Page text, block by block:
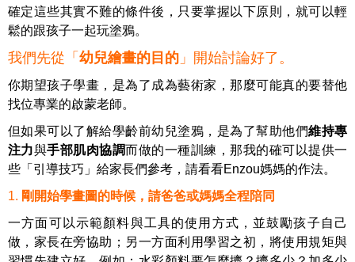
確定這些其實不難的條件後，只要掌握以下原則，就可以輕
鬆的跟孩子一起玩塗鴉。
我們先從「 幼兒繪畫的目的 」開始討論好了。
你期望孩子學畫，是為了成為藝術家，那麼可能真的要替他
找位專業的啟蒙老師。
但如果可以了解給學齡前幼兒塗鴉，是為了幫助他們維持專
注力與手部肌肉協調而做的一種訓練，那我的確可以提供一
些「引導技巧」給家長們參考，請看看Enzou媽媽的作法。
1. 剛開始學畫圖的時候，請爸爸或媽媽全程陪同
一方面可以示範顏料與工具的使用方式，並鼓勵孩子自己
做，家長在旁協助；另一方面利用學習之初，將使用規矩與